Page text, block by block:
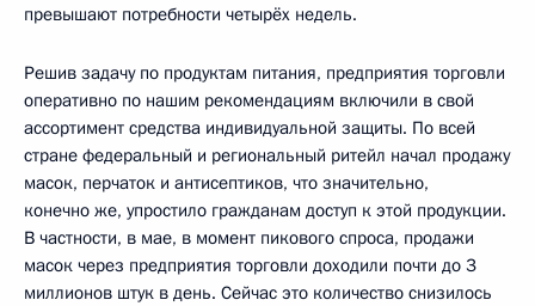
превышают потребности четырёх недель.
Решив задачу по продуктам питания, предприятия торговли
оперативно по нашим рекомендациям включили в свой
ассортимент средства индивидуальной защиты. По всей
стране федеральный и региональный ритейл начал продажу
масок, перчаток и антисептиков, что значительно,
конечно же, упростило гражданам доступ к этой продукции.
В частности, в мае, в момент пикового спроса, продажи
масок через предприятия торговли доходили почти до 3
миллионов штук в день. Сейчас это количество снизилось